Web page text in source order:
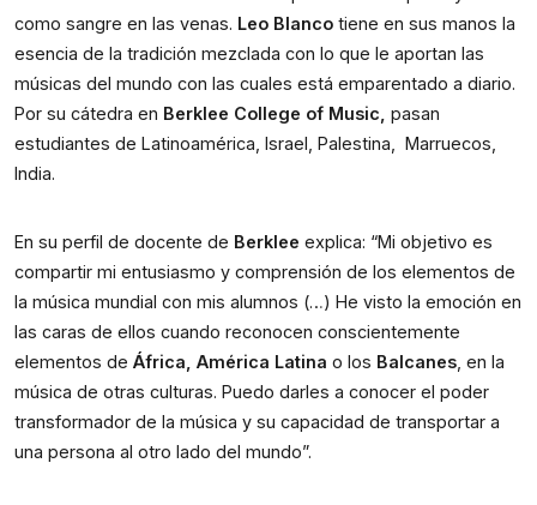
como sangre en las venas. Leo Blanco tiene en sus manos la
esencia de la tradición mezclada con lo que le aportan las
músicas del mundo con las cuales está emparentado a diario.
Por su cátedra en Berklee College of Music, pasan
estudiantes de Latinoamérica, Israel, Palestina, Marruecos,
India.
En su perfil de docente de Berklee explica: “Mi objetivo es
compartir mi entusiasmo y comprensión de los elementos de
la música mundial con mis alumnos (…) He visto la emoción en
las caras de ellos cuando reconocen conscientemente
elementos de África, América Latina o los Balcanes , en la
música de otras culturas. Puedo darles a conocer el poder
transformador de la música y su capacidad de transportar a
una persona al otro lado del mundo”.